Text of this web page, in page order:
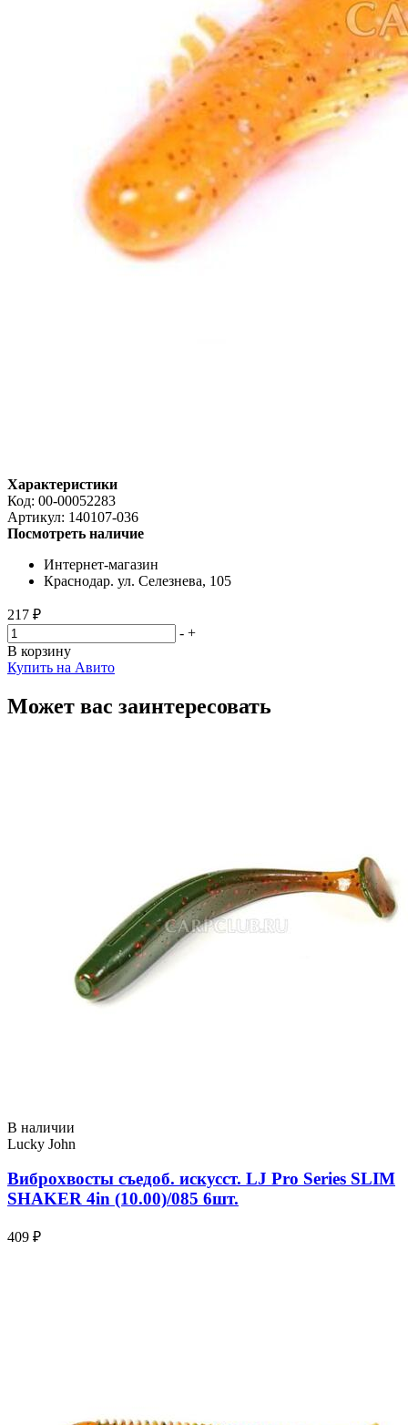
Характеристики
Код: 00-00052283
Артикул: 140107-036
Посмотреть наличие
Интернет-магазин
Краснодар. ул. Селезнева, 105
217 ₽
- +
В корзину
Купить на Авито
Может вас заинтересовать
В наличии
Lucky John
Виброхвосты съедоб. искусст. LJ Pro Series SLIM
SHAKER 4in (10.00)/085 6шт.
409 ₽